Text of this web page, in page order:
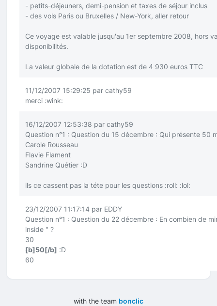
- petits-déjeuners, demi-pension et taxes de séjour inclus
- des vols Paris ou Bruxelles / New-York, aller retour
Ce voyage est valable jusqu'au 1er septembre 2008, hors
disponibilités.
La valeur globale de la dotation est de 4 930 euros TTC
11/12/2007 15:29:25 par cathy59
merci :wink:
16/12/2007 12:53:38 par cathy59
Question n°1 : Question du 15 décembre : Qui présente 50
Carole Rousseau
Flavie Flament
Sandrine Quétier :D
ils ce cassent pas la téte pour les questions :roll: :lol:
23/12/2007 11:17:14 par EDDY
Question n°1 : Question du 22 décembre : En combien de
inside " ?
30
[b]50[/b] :D
60
with the team bonclic